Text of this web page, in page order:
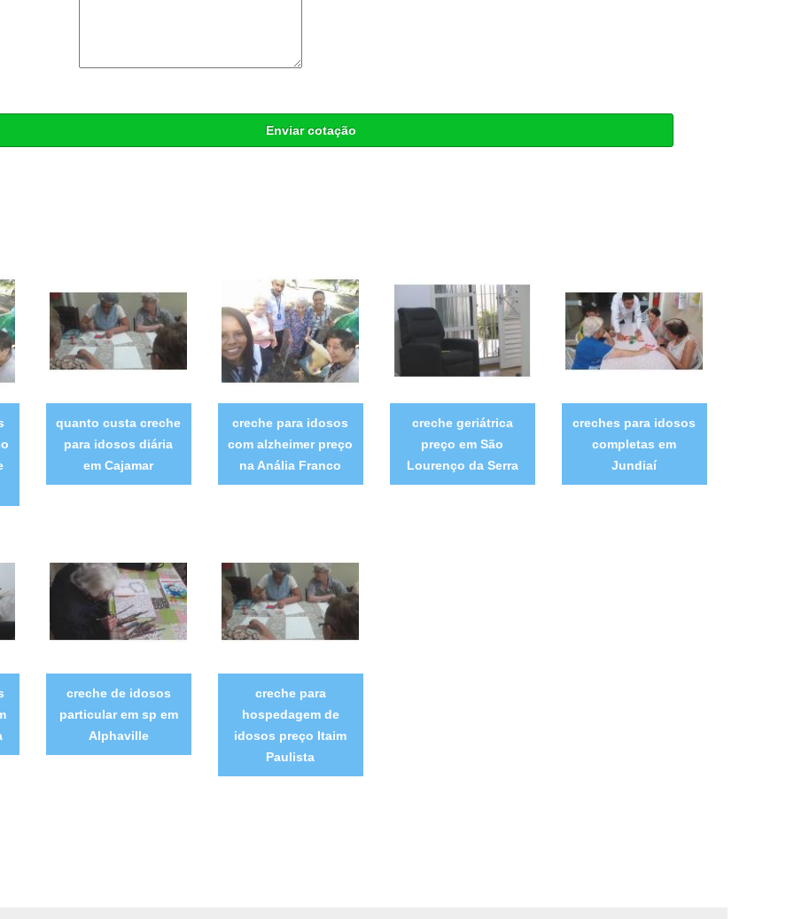
Enviar cotação
quanto custa creche
para idosos diária
em Cajamar
creche para idosos
com alzheimer preço
na Anália Franco
creche geriátrica
preço em São
Lourenço da Serra
creches para idosos
completas em
Jundiaí
creche de idosos
particular em sp em
Alphaville
creche para
hospedagem de
idosos preço Itaim
Paulista